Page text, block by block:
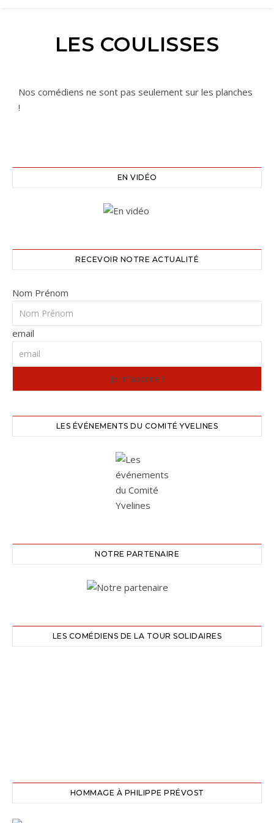
LES COULISSES
Nos comédiens ne sont pas seulement sur les planches
!
EN VIDÉO
RECEVOIR NOTRE ACTUALITÉ
Nom Prénom
email
LES ÉVÉNEMENTS DU COMITÉ YVELINES
NOTRE PARTENAIRE
LES COMÉDIENS DE LA TOUR SOLIDAIRES
HOMMAGE À PHILIPPE PRÉVOST